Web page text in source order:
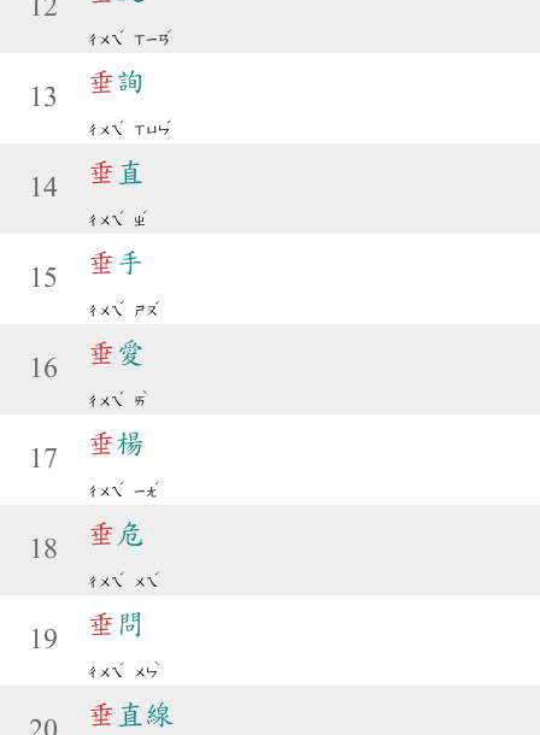
12
ㄔㄨㄟ
ˊ
ㄒㄧㄢ
ˊ
13
垂詢
ㄔㄨㄟ
ˊ
ㄒㄩㄣ
ˊ
14
垂 直
ㄔㄨㄟ
ˊ
ㄓ
ˊ
15
垂 手
ㄔㄨㄟ
ˊ
ㄕㄡ
ˇ
16
垂 愛
ㄔㄨㄟ
ˊ
ㄞ
ˋ
17
垂楊
ㄔㄨㄟ
ˊ
ㄧㄤ
ˊ
18
垂 危
ㄔㄨㄟ
ˊ
ㄨㄟ
ˊ
19
垂 問
ㄔㄨㄟ
ˊ
ㄨㄣ
ˋ
垂 直線